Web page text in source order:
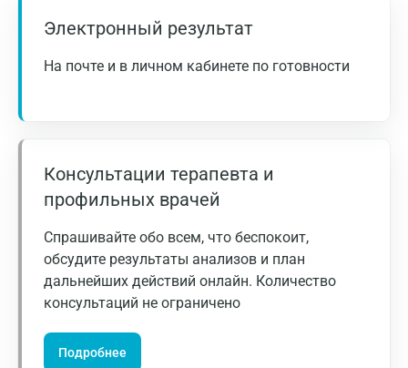
Электронный результат
На почте и в личном кабинете по готовности
Консультации терапевта и
профильных врачей
Спрашивайте обо всем, что беспокоит,
обсудите результаты анализов и план
дальнейших действий онлайн. Количество
консультаций не ограничено
Подробнее
Дзержинский
Дмитров
Екатеринбург
Звенигород
Зеленоград
Ивантеевка